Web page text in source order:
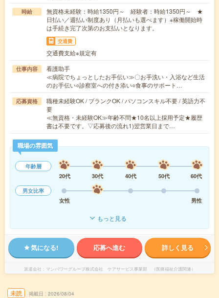
時給
無資格未経験：時給1350円～ 経験者：時給1350円～ ★
日払い／週払い制度あり（月払いも選べます）※稼働開始時
は手続き完了次第のお支払いとなります。
交通費
交通費支給※規定有
仕事内容
看護助手
≪病院でちょっとしたお手伝い≫〇お手洗い・入浴など生活
のお手伝い○診察室への付き添い○食事のサポート…
応募資格
職種未経験OK / ブランクOK / パソコンスキル不要 / 英語力不
要
≪無資格・未経験OK≫年齢不問★10名以上採用予定★履歴
書は不要です。▽応募後の流れ1)翌営業日まで…
職場の雰囲気
年齢層
20代
30代 40代 50代
60代
男女比率
女性
男性
もっと見る
気になる! 応募へ進む 詳しく見る
派遣会社 マンパワーグループ株式会社 ケアサービス事業部 （医療福祉介護関連）
未読 掲載日 2026/08/04